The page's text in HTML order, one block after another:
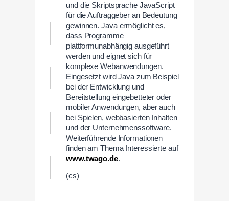
und die Skriptsprache JavaScript
für die Auftraggeber an Bedeutung
gewinnen. Java ermöglicht es,
dass Programme
plattformunabhängig ausgeführt
werden und eignet sich für
komplexe Webanwendungen.
Eingesetzt wird Java zum Beispiel
bei der Entwicklung und
Bereitstellung eingebetteter oder
mobiler Anwendungen, aber auch
bei Spielen, webbasierten Inhalten
und der Unternehmenssoftware.
Weiterführende Informationen
finden am Thema Interessierte auf
www.twago.de.
(cs)